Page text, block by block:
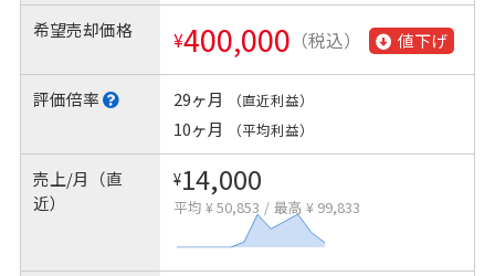
希望売却価格 ¥400,000 （税込） 値下げ
評価倍率 29ヶ月 （直近利益）
10ヶ月 （平均利益）
売上/月（直
近）
¥14,000
平均 ¥ 50,853 / 最高 ¥ 99,833